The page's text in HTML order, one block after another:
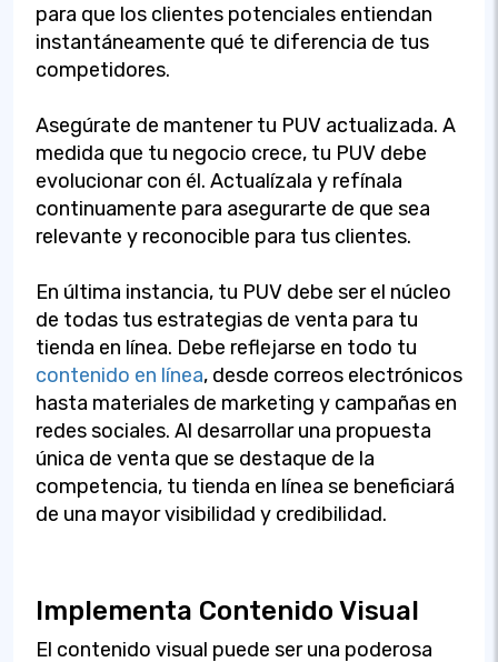
para que los clientes potenciales entiendan
instantáneamente qué te diferencia de tus
competidores.
Asegúrate de mantener tu PUV actualizada. A
medida que tu negocio crece, tu PUV debe
evolucionar con él. Actualízala y refínala
continuamente para asegurarte de que sea
relevante y reconocible para tus clientes.
En última instancia, tu PUV debe ser el núcleo
de todas tus estrategias de venta para tu
tienda en línea. Debe reflejarse en todo tu
contenido en línea, desde correos electrónicos
hasta materiales de marketing y campañas en
redes sociales. Al desarrollar una propuesta
única de venta que se destaque de la
competencia, tu tienda en línea se beneficiará
de una mayor visibilidad y credibilidad.
Implementa Contenido Visual
El contenido visual puede ser una poderosa